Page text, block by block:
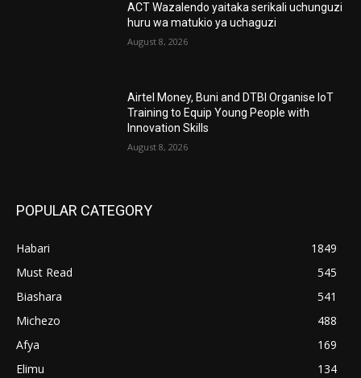
ACT Wazalendo yaitaka serikali uchunguzi
huru wa matukio ya uchaguzi
August 8, 2026
Airtel Money, Buni and DTBI Organise IoT
Training to Equip Young People with
Innovation Skills
August 8, 2026
POPULAR CATEGORY
Habari
1849
Must Read
545
Biashara
541
Michezo
488
Afya
169
Elimu
134